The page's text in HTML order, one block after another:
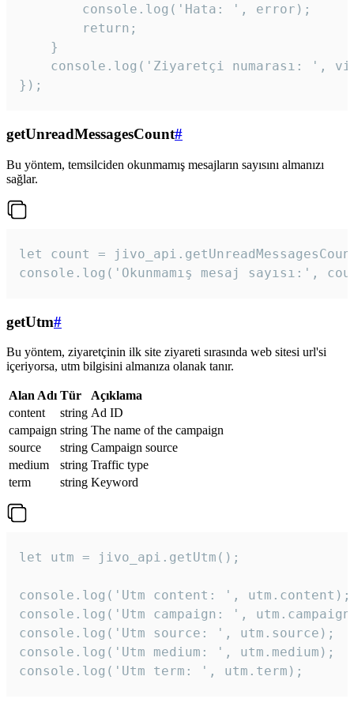
        console.log('Hata: ', error);
        return;
    }
console.log('Ziyaretçi numarası: ',
});
getUnreadMessagesCount#
Bu yöntem, temsilciden okunmamış mesajların sayısını almanızı
sağlar.
let count =
console.log('Okunmamış mesaj sayısı:',
getUtm#
Bu yöntem, ziyaretçinin ilk site ziyareti sırasında web sitesi url'si
içeriyorsa, utm bilgisini almanıza olanak tanır.
Alan Adı Tür
Açıklama
content
string Ad ID
campaign string The name of the campaign
source
string Campaign source
medium
string Traffic type
term
string Keyword
let utm = jivo_api.getUtm();
console.log('Utm content: ', utm.content);
console.log('Utm campaign: ',
console.log('Utm source: ', utm.source);
console.log('Utm medium: ', utm.medium);
console.log('Utm term: ', utm.term);